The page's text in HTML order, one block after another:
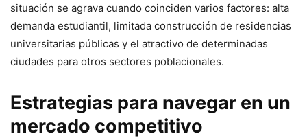
situación se agrava cuando coinciden varios factores: alta
demanda estudiantil, limitada construcción de residencias
universitarias públicas y el atractivo de determinadas
ciudades para otros sectores poblacionales.
Estrategias para navegar en un
mercado competitivo